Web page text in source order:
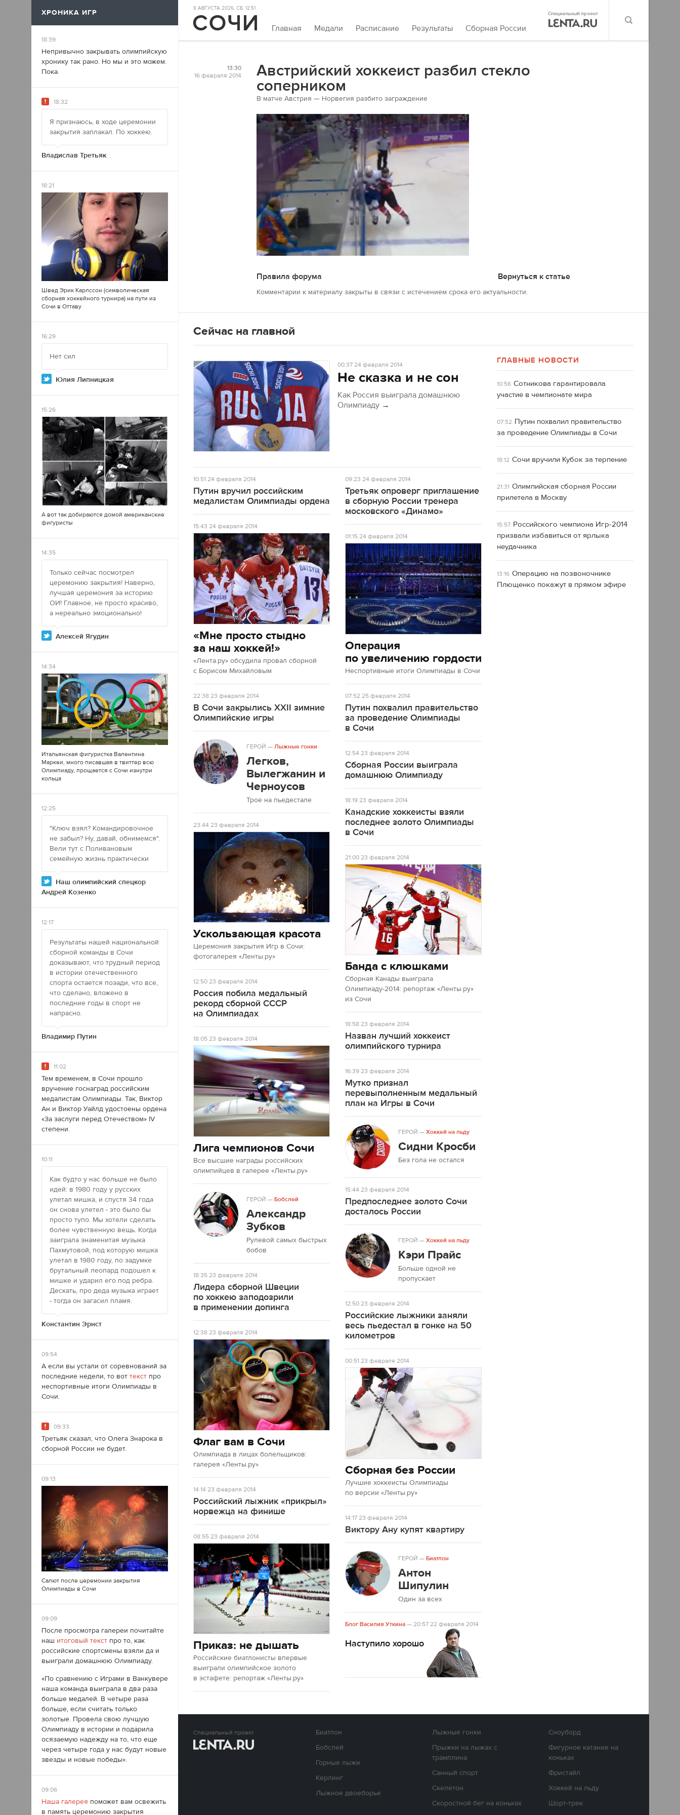
ХРОНИКА ИГР
18:39
Непривычно закрывать олимпийскую
хронику так рано. Но мы и это можем.
Пока.
18:32
Я признаюсь, в ходе церемонии
закрытия заплакал. По хоккею.
Владислав Третьяк
18:21
Швед Эрик Карлссон (символическая
сборная хоккейного турнира) на пути из
Сочи в Оттаву
16:29
Нет сил
Юлия Липницкая
15:26
А вот так добираются домой американские
фигуристы
14:35
Только сейчас посмотрел
церемонию закрытия! Наверно,
лучшая церемония за историю
ОИ! Главное, не просто красиво,
а нереально эмоционально!
Алексей Ягудин
14:34
Итальянская фигуристка Валентина
Маркеи, много писавшая в твиттер всю
Олимпиаду, прощается с Сочи изнутри
кольца
12:25
"Ключ взял? Командировочное
не забыл? Ну, давай, обнимемся".
Вели тут с Поливановым
семейную жизнь практически
Наш олимпийский спецкор
Андрей Козенко
12:17
Результаты нашей национальной
сборной команды в Сочи
доказывают, что трудный период
в истории отечественного
спорта остается позади, что все,
что сделано, вложено в
последние годы в спорт не
напрасно.
Владимир Путин
11:02
Тем временем, в Сочи прошло
вручение госнаград российским
медалистам Олимпиады. Так, Виктор
Ан и Виктор Уайлд удостоены ордена
«За заслуги перед Отечеством» IV
степени.
10:11
Как будто у нас больше не было
идей: в 1980 году у русских
улетал мишка, и спустя 34 года
он снова улетел - это было бы
просто тупо. Мы хотели сделать
более чувственную вещь. Когда
заиграла знаменитая музыка
Пахмутовой, под которую мишка
улетал в 1980 году, по задумке
брутальный леопард подошел к
мишке и ударил его под ребра.
Дескать, про деда музыка играет
- тогда он загасил пламя.
Константин Эрнст
09:54
А если вы устали от соревнований за
последние недели, то вот текст про
неспортивные итоги Олимпиады в
Сочи.
09:33
Третьяк сказал, что Олега Знарока в
сборной России не будет.
09:13
Салют после церемонии закрытия
Олимпиады в Сочи
09:09
После просмотра галереи почитайте
наш итоговый текст про то, как
российские спортсмены взяли да и
выиграли домашнюю Олимпиаду.
«По сравнению с Играми в Ванкувере
наша команда выиграла в два раза
больше медалей. В четыре раза
больше, если считать только
золотые. Провела свою лучшую
Олимпиаду в истории и подарила
осязаемую надежду на то, что еще
через четыре года у нас будут новые
звезды и новые победы».
09:06
Наша галерея поможет вам освежить
в память церемонию закрытия
8 АВГУСТА 2026, СБ. 12:51
Главная Медали Расписание Результаты Сборная России
13:30
16 февраля 2014
Австрийский хоккеист разбил стекло
соперником
В матче Австрия — Норвегия разбито заграждение
Правила форума Вернуться к статье
Комментарии к материалу закрыты в связи с истечением срока его актуальности.
Сейчас на главной
00:3724 февраля 2014
Не сказка и не сон
Как Россия выиграла домашнюю
Олимпиаду →
10:51 24 февраля 2014
Путин вручил российским
медалистам Олимпиады ордена
15:43 24 февраля 2014
«Мне просто стыдно
за наш хоккей!»
«Лента.ру» обсудила провал сборной
с Борисом Михайловым
22:3823 февраля 2014
В Сочи закрылись XXII зимние
Олимпийские игры
ГЕРОЙ —Лыжные гонки
Легков,
Вылегжанин и
Черноусов
Трое на пьедестале
23:4423 февраля 2014
Ускользающая красота
Церемония закрытия Игр в Сочи:
фотогалерея «Ленты.ру»
12:5023 февраля 2014
Россия побила медальный
рекорд сборной СССР
на Олимпиадах
18:0523 февраля 2014
Лига чемпионов Сочи
Все высшие награды российских
олимпийцев в галерее «Ленты.ру»
ГЕРОЙ —Бобслей
Александр
Зубков
Рулевой самых быстрых
бобов
18:3523 февраля 2014
Лидера сборной Швеции
по хоккею заподозрили
в применении допинга
12:3823 февраля 2014
Флаг вам в Сочи
Олимпиада в лицах болельщиков:
галерея «Ленты.ру»
14:1423 февраля 2014
Российский лыжник «прикрыл»
норвежца на финише
08:5523 февраля 2014
Приказ: не дышать
Российские биатлонисты впервые
выиграли олимпийское золото
в эстафете: репортаж «Ленты.ру»
09:23 24 февраля 2014
Третьяк опроверг приглашение
в сборную России тренера
московского «Динамо»
01:1524 февраля 2014
Операция
по увеличению гордости
Неспортивные итоги Олимпиады в Сочи
07:52 25 февраля 2014
Путин похвалил правительство
за проведение Олимпиады
в Сочи
12:5423 февраля 2014
Сборная России выиграла
домашнюю Олимпиаду
18:1923 февраля 2014
Канадские хоккеисты взяли
последнее золото Олимпиады
в Сочи
21:0023 февраля 2014
Банда с клюшками
Сборная Канады выиграла
Олимпиаду-2014: репортаж «Ленты.ру»
из Сочи
18:5823 февраля 2014
Назван лучший хоккеист
олимпийского турнира
16:3923 февраля 2014
Мутко признал
перевыполненным медальный
план на Игры в Сочи
ГЕРОЙ —Хоккей на льду
Сидни Кросби
Без гола не остался
15:4423 февраля 2014
Предпоследнее золото Сочи
досталось России
ГЕРОЙ —Хоккей на льду
Кэри Прайс
Больше одной не
пропускает
12:5023 февраля 2014
Российские лыжники заняли
весь пьедестал в гонке на 50
километров
00:51 23 февраля 2014
Сборная без России
Лучшие хоккеисты Олимпиады
по версии «Ленты.ру»
14:1723 февраля 2014
Виктору Ану купят квартиру
ГЕРОЙ —Биатлон
Антон
Шипулин
Один за всех
Блог Василия Уткина 20:5722 февраля 2014
Наступило хорошо
ГЛАВНЫЕ НОВОСТИ
10:56 Сотникова гарантировала
участие в чемпионате мира
07:52 Путин похвалил правительство
за проведение Олимпиады в Сочи
18:12 Сочи вручили Кубок за терпение
21:31 Олимпийская сборная России
прилетела в Москву
15:57 Российского чемпиона Игр-2014
призвали избавиться от ярлыка
неудачника
13:16 Операцию на позвоночнике
Плющенко покажут в прямом эфире
Специальный проект
Биатлон
Бобслей
Горные лыжи
Керлинг
Лыжное двоеборье
Лыжные гонки
Прыжки на лыжах с
трамплина
Санный спорт
Скелетон
Скоростной бег на коньках
Сноуборд
Фигурное катание на
коньках
Фристайл
Хоккей на льду
Шорт-трек